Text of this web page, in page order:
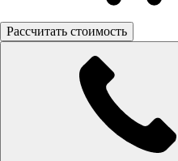
Рассчитать стоимость